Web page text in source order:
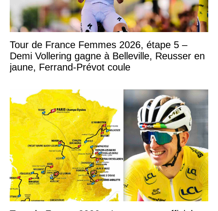
Tour de France Femmes 2026, étape 5 –
Demi Vollering gagne à Belleville, Reusser en
jaune, Ferrand-Prévot coule